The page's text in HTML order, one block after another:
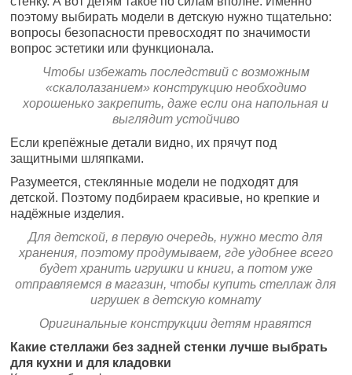
поэтому выбирать модели в детскую нужно тщательно:
вопросы безопасности превосходят по значимости
вопрос эстетики или функционала.
Чтобы избежать последствий с возможным
«скалолазанием» конструкцию необходимо
хорошенько закрепить, даже если она напольная и
выглядит устойчиво
Если крепёжные детали видно, их прячут под
защитными шляпками.
Разумеется, стеклянные модели не подходят для
детской. Поэтому подбираем красивые, но крепкие и
надёжные изделия.
Для детской, в первую очередь, нужно место для
хранения, поэтому продумываем, где удобнее всего
будет хранить игрушки и книги, а потом уже
отправляемся в магазин, чтобы купить стеллаж для
игрушек в детскую комнату
Оригинальные конструкции детям нравятся
Какие стеллажи без задней стенки лучше выбрать
для кухни и для кладовки